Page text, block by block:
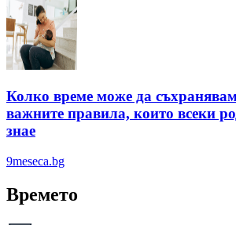
Колко време може да
важните правила, които всеки
знае
9meseca.bg
Времето